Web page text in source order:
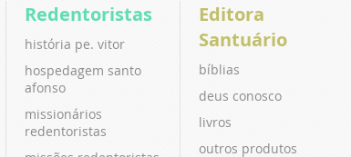
Redentoristas
história pe. vitor
hospedagem santo
afonso
missionários
redentoristas
Editora
Santuário
bíblias
deus conosco
livros
outros produtos